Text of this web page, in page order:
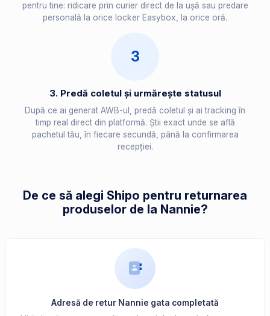
pentru tine: ridicare prin curier direct de la ușă sau predare
personală la orice locker Easybox, la orice oră.
3
3. Predă coletul și urmărește statusul
După ce ai generat AWB-ul, predă coletul și ai tracking în
timp real direct din platformă. Știi exact unde se află
pachetul tău, în fiecare secundă, până la confirmarea
recepției.
De ce să alegi Shipo pentru returnarea
produselor de la Nannie?
Adresă de retur Nannie gata completată